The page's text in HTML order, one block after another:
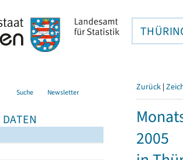
Suche Newsletter Zurück |
2005